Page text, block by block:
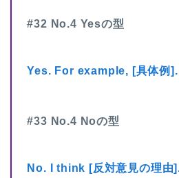
#32 No.4 Yesの型
Yes. For example, [具体例
#33 No.4 Noの型
No. I think [反対意見の理由